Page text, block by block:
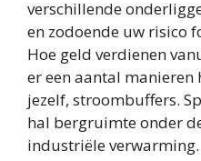
verschillende
en zodoende uw risico
Hoe geld verdienen
er een aantal
jezelf, stroombuffers.
hal bergruimte onder
industriële verwarming.